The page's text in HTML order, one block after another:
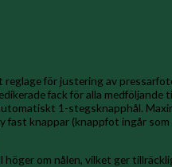
för justering av
fack för alla
1-stegsknapphål.
fast knappar (knappfot ingår
om nålen, vilket ger